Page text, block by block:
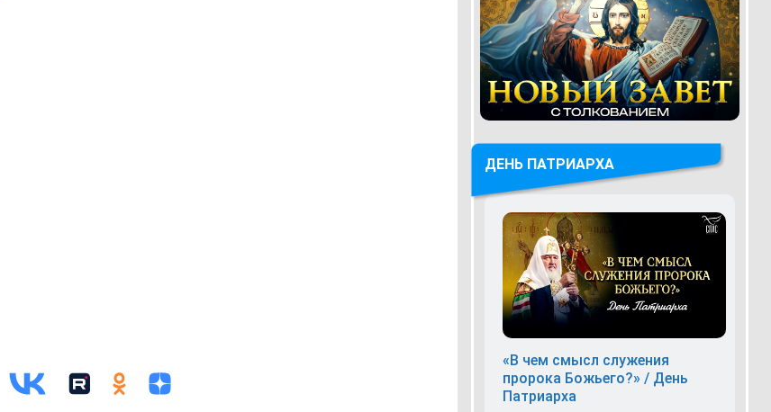
ДЕНЬ ПАТРИАРХА
«В чем смысл служения
пророка Божьего?» / День
Патриарха